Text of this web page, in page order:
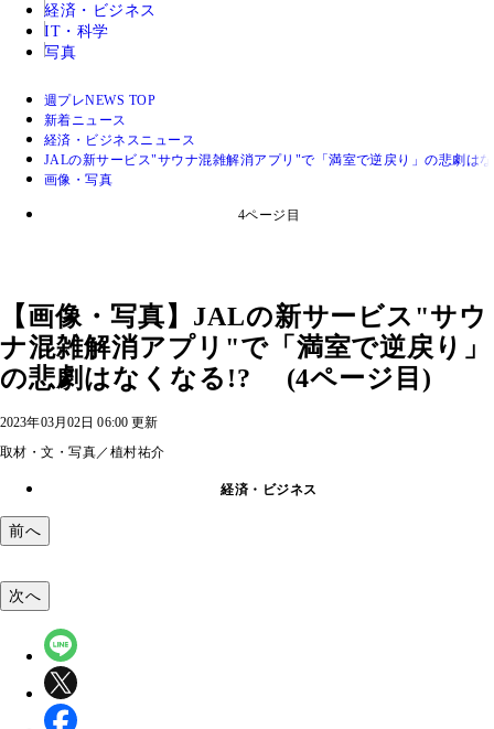
経済・ビジネス
IT・科学
写真
週プレNEWS TOP
新着ニュース
経済・ビジネスニュース
JALの新サービス"サウナ混雑解消アプリ"で「満室で逆戻り」の悲劇
画像・写真
4ページ目
【画像・写真】JALの新サービス"サウ
ナ混雑解消アプリ"で「満室で逆戻り」
の悲劇はなくなる!? (4ページ目)
2023年03月02日 06:00 更新
取材・文・写真／植村祐介
経済・ビジネス
前へ
次へ